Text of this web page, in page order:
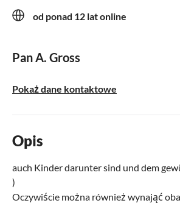
od ponad 12 lat online
Pan A. Gross
Pokaż dane kontaktowe
Opis
auch Kinder darunter sind und dem
)
Oczywiście można również wynająć